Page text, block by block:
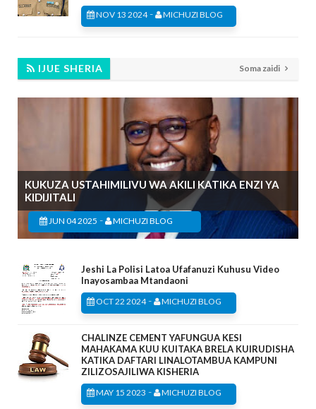
NOV 13 2024- MICHUZI BLOG
IJUE SHERIA Soma zaidi
KUKUZA USTAHIMILIVU WA AKILI KATIKA ENZI YA
KIDIJITALI
JUN 04 2025 - MICHUZI BLOG
Jeshi La Polisi Latoa Ufafanuzi Kuhusu Video
Inayosambaa Mtandaoni
OCT 22 2024- MICHUZI BLOG
CHALINZE CEMENT YAFUNGUA KESI
MAHAKAMA KUU KUITAKA BRELA KUIRUDISHA
KATIKA DAFTARI LINALOTAMBUA KAMPUNI
ZILIZOSAJILIWA KISHERIA
MAY 15 2023 - MICHUZI BLOG